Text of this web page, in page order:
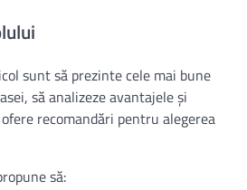
sunt să prezinte cele mai bune
să analizeze avantajele și
recomandări pentru alegerea
să: